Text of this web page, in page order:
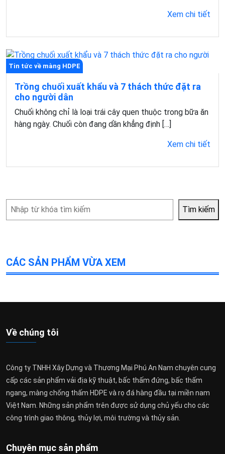
Xem chi tiết
Tin tức về màng HDPE
Trồng chuối xuất khẩu và 7 thách thức đặt ra
cho người dân
Chuối không chỉ là loại trái cây quen thuộc trong bữa ăn
hàng ngày. Chuối còn đang dần khẳng định […]
Xem chi tiết
Tìm
Tìm kiếm
CÁC SẢN PHẨM VỪA XEM
Về chúng tôi
Công ty TNHH Xây Dựng và Thương Mại Phú An Nam chuyên cung
cấp các sản phẩm vải địa kỹ thuật, bấc thấm đứng, bấc thấm
ngang, màng chống thấm HDPE và rọ đá hàng đầu tại miền nam
Việt Nam. Những sản phẩm trên được sử dụng chủ yếu cho các
công trình giao thông, thủy lợi, môi trường và thủy sản.
Chuyên mục sản phẩm